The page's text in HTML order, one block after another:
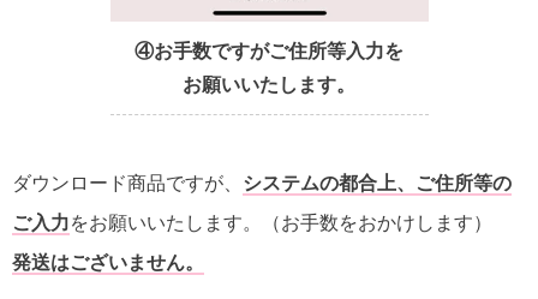
④お手数ですがご住所等入力を
お願いいたします。
ダウンロード商品ですが、 システムの都合上、ご住所等の
ご入力をお願いいたします。（お手数をおかけします）
発送はございません。